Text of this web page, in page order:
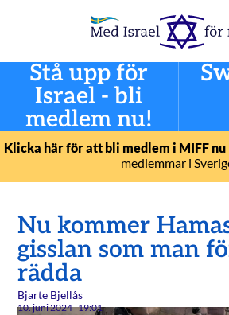
Stå upp för
Israel - bli
medlem nu!
Klicka här för att bli medlem i MIFF nu
medlemmar i
Nu kommer
gisslan som man
rädda
Bjarte Bjellås
10. juni 2024 19:01